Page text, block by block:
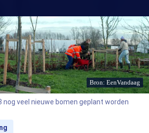
Bron: EenVandaag
nog veel nieuwe bomen geplant worden